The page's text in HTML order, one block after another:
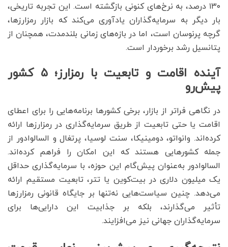
۱۳۰ درصد، به نرخ‌های کنونی بازگشته است. این تجربه تاریخی،
بار دیگر به سرمایه‌گذاران یادآوری می‌کند که بازار رمزارزها،
گرچه پرنوسان است، اما در بازه‌های زمانی بلندمدت، همچنان از
پتانسیل رشد برخوردار است.
آینده اقامت و تابعیت با رمزارز؛ ۵ کشور
پیش‌رو
در نگاهی فراتر از بازار، برخی کشورها برنامه‌هایی را برای اعطای
اقامت یا حتی تابعیت از طریق سرمایه‌گذاری در رمزارزها ارائه
کرده‌اند. وانواتو، دومینیکا، سنت لوسیا، پرتغال و السالوادور از
جمله کشورهایی هستند که این امکان را فراهم کرده‌اند.
السالوادور به‌عنوان پیش‌گام این حوزه، با سرمایه‌گذاری حداقل
یک میلیون دلاری در بیت‌کوین یا تتر، تابعیت مستقیم ارائه
می‌دهد. چنین سیاست‌هایی نه‌تنها بر جایگاه قانونی رمزارزها
تأثیر می‌گذارند، بلکه بر جذابیت این دارایی‌ها برای
سرمایه‌گذاران جهانی نیز می‌افزایند.